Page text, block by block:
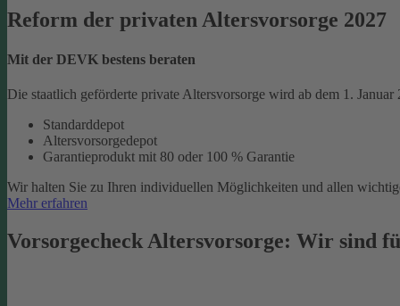
Reform der privaten Altersvorsorge 2027
Mit der DEVK bestens beraten
Die staatlich geförderte private Altersvorsorge wird ab dem 1.
Standarddepot
Altersvorsorgedepot
Garantieprodukt mit 80 oder 100 % Garantie
Wir halten Sie zu Ihren individuellen Möglichkeiten und allen
Mehr erfahren
Vorsorgecheck Altersvorsorge:­ Wir sind